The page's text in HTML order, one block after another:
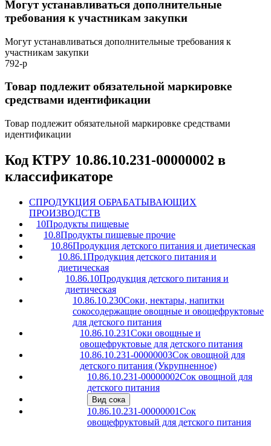
Могут устанавливаться дополнительные
требования к участникам закупки
Могут устанавливаться дополнительные требования к
участникам закупки
792-р
Товар подлежит обязательной маркировке
средствами идентификации
Товар подлежит обязательной маркировке средствами
идентификации
Код КТРУ 10.86.10.231-00000002 в
классификаторе
CПРОДУКЦИЯ ОБРАБАТЫВАЮЩИХ
ПРОИЗВОДСТВ
10Продукты пищевые
10.8Продукты пищевые прочие
10.86Продукция детского питания и диетическая
10.86.1Продукция детского питания и
диетическая
10.86.10Продукция детского питания и
диетическая
10.86.10.230Соки, нектары, напитки
сокосодержащие овощные и овощефруктовые
для детского питания
10.86.10.231Соки овощные и
овощефруктовые для детского питания
10.86.10.231-00000003Сок овощной для
детского питания (Укрупненное)
10.86.10.231-00000002Сок овощной для
детского питания
Вид сока
10.86.10.231-00000001Сок
овощефруктовый для детского питания